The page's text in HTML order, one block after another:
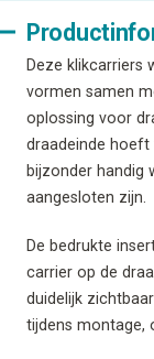
Deze klikcarriers
vormen samen
oplossing voor
draadeinde hoeft
bijzonder handig
aangesloten zijn.
De bedrukte
carrier op de
duidelijk
tijdens montage,